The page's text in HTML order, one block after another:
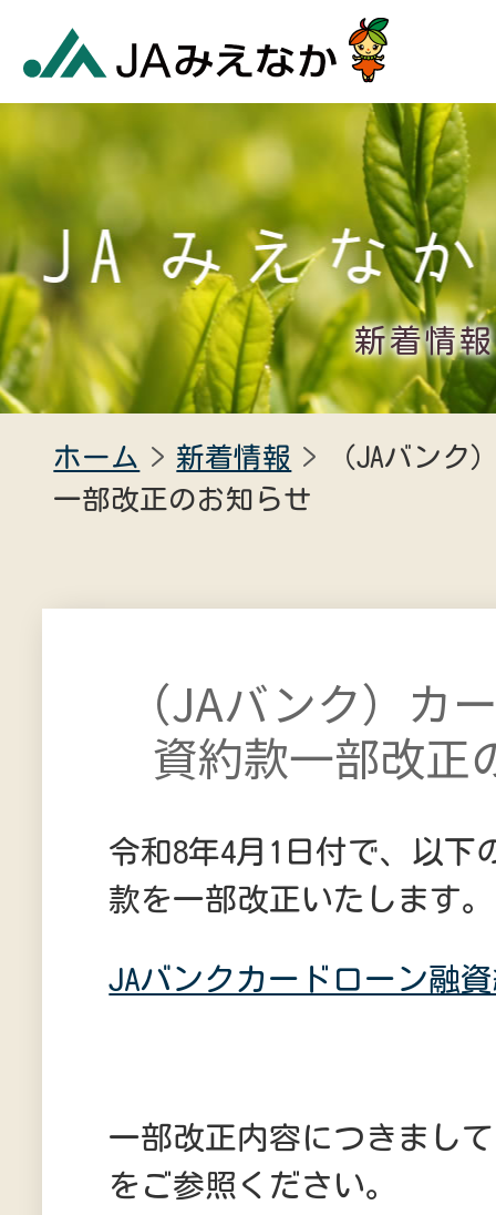
新着情報
ホーム 新着情報
（JAバンク
一部改正のお知らせ
（JAバンク）カ
資約款一部改正
令和8年4月1日付で、以下
款を一部改正いたします。
JAバンクカードローン融
一部改正内容につきまし
をご参照ください。